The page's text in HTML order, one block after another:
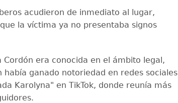
acudieron de inmediato al lugar,
la víctima ya no presentaba signos
Cordón era conocida en el ámbito legal,
había ganado notoriedad en redes sociales
Karolyna" en TikTok, donde reunía más